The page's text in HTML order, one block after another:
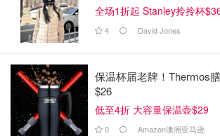
全场1折起 Stanley拎拎杯
4 David Jones
保温杯届老牌！Thermos
$26
低至4折 大容量保温壶$29
0 Amazon澳洲亚马逊